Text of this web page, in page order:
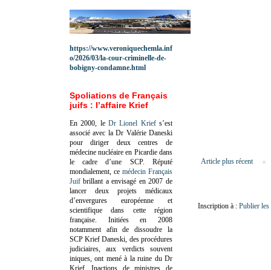
Article plus récent
Inscription à : Publier
https://www.veroniquechemla.inf
o/2026/03/la-cour-criminelle-de-
bobigny-condamne.html
Spoliations de Français
juifs : l’affaire Krief
En 2000, le Dr Lionel Kriefs’est
associé avec la Dr Valérie Daneski
pour diriger deux centres de
médecine nucléaire en Picardie dans
le cadre d’une SCP. Réputé
mondialement, ce médecin Français
Juif brillant a envisagé en 2007 de
lancer deux projets médicaux
d’envergures européenne et
scientifique dans cette région
française. Initiées en 2008
notamment afin de dissoudre la
SCP Krief Daneski, des procédures
judiciaires, aux verdicts souvent
iniques, ont mené à la ruine du Dr
Krief.Inactions de ministres de